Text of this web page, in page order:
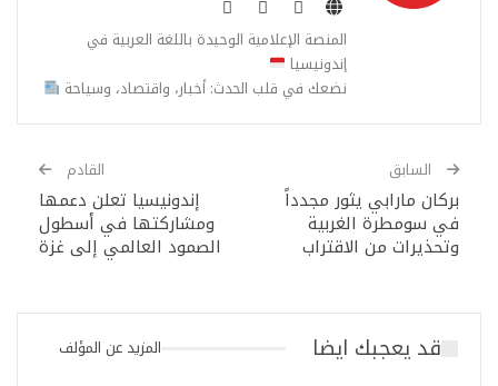
المنصة الإعلامية الوحيدة باللغة العربية في
إندونيسيا
نضعك في قلب الحدث: أخبار، واقتصاد، وسياحة
السابق
بركان مارابي يثور مجدداً
في سومطرة الغربية
وتحذيرات من الاقتراب
القادم
إندونيسيا تعلن دعمها
ومشاركتها في أسطول
الصمود العالمي إلى غزة
قد يعجبك ايضا المزيد عن المؤلف